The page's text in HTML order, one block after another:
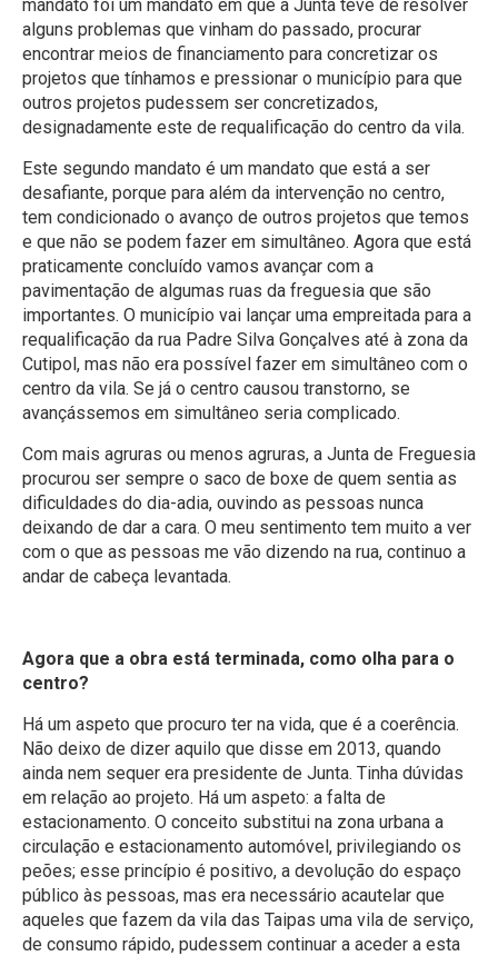
mandato foi um mandato em que a Junta teve de resolver
alguns problemas que vinham do passado, procurar
encontrar meios de financiamento para concretizar os
projetos que tínhamos e pressionar o município para que
outros projetos pudessem ser concretizados,
designadamente este de requalificação do centro da vila.
Este segundo mandato é um mandato que está a ser
desafiante, porque para além da intervenção no centro,
tem condicionado o avanço de outros projetos que temos
e que não se podem fazer em simultâneo. Agora que está
praticamente concluído vamos avançar com a
pavimentação de algumas ruas da freguesia que são
importantes. O município vai lançar uma empreitada para a
requalificação da rua Padre Silva Gonçalves até à zona da
Cutipol, mas não era possível fazer em simultâneo com o
centro da vila. Se já o centro causou transtorno, se
avançássemos em simultâneo seria complicado.
Com mais agruras ou menos agruras, a Junta de Freguesia
procurou ser sempre o saco de boxe de quem sentia as
dificuldades do dia-adia, ouvindo as pessoas nunca
deixando de dar a cara. O meu sentimento tem muito a ver
com o que as pessoas me vão dizendo na rua, continuo a
andar de cabeça levantada.
Agora que a obra está terminada, como olha para o
centro?
Há um aspeto que procuro ter na vida, que é a coerência.
Não deixo de dizer aquilo que disse em 2013, quando
ainda nem sequer era presidente de Junta. Tinha dúvidas
em relação ao projeto. Há um aspeto: a falta de
estacionamento. O conceito substitui na zona urbana a
circulação e estacionamento automóvel, privilegiando os
peões; esse princípio é positivo, a devolução do espaço
público às pessoas, mas era necessário acautelar que
aqueles que fazem da vila das Taipas uma vila de serviço,
de consumo rápido, pudessem continuar a aceder a esta